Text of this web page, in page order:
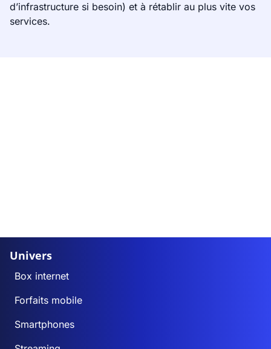
d’infrastructure si besoin) et à rétablir au plus vite vos
services.
Univers
Box internet
Forfaits mobile
Smartphones